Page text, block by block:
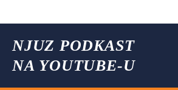
NJUZ PODKAST
NA YOUTUBE-U